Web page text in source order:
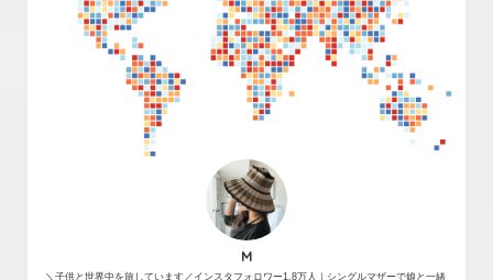
M
＼子供と世界中を旅しています／インスタフォロワー1.8万人｜シングルマザーで娘と一緒